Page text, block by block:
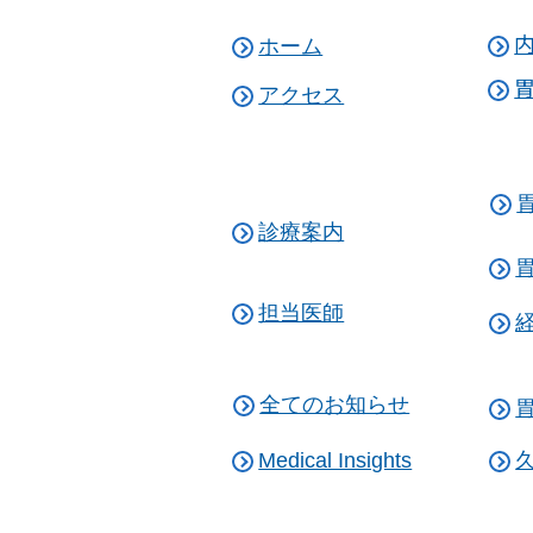
ホーム
アクセス
診療案内
担当医師
全てのお知らせ
Medical Insights